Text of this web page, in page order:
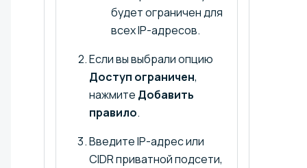
будет ограничен для
всех IP-адресов.
Если вы выбрали опцию
Доступ ограничен,
нажмите Добавить
правило.
Введите IP-адрес или
CIDR приватной подсети,